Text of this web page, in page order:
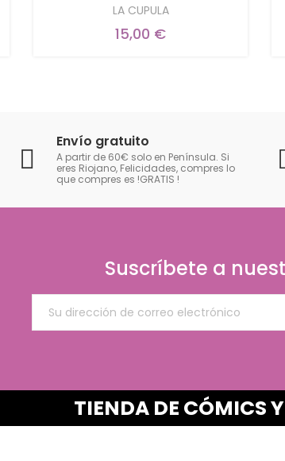
LA CUPULA
15,00 €
Envío gratuito
A partir de 60€ solo en Península. Si
eres Riojano, Felicidades, compres lo
que compres es !GRATIS !
Suscríbete a
TIENDA DE CÓMICS